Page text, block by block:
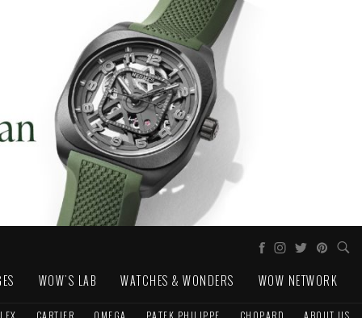
WOW'S LAB WATCHES & WONDERS WOW NETWORK
CARTIER OMEGA PATEK PHILIPPE CHOPARD ABOUT US